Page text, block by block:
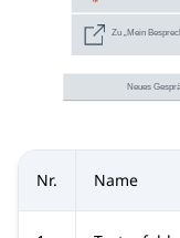
Nr. Name